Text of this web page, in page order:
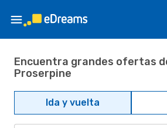
Encuentra grandes ofertas
Proserpine
Ida y vuelta